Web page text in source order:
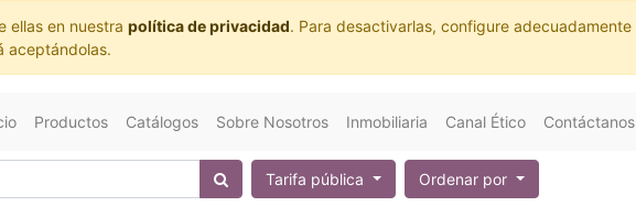
ellas en nuestra política de privacidad. Para desactivarlas, configure adecuadamente
aceptándolas.
Productos Catálogos Sobre Nosotros Inmobiliaria Canal Ético Contáctanos
Tarifa pública Ordenar por